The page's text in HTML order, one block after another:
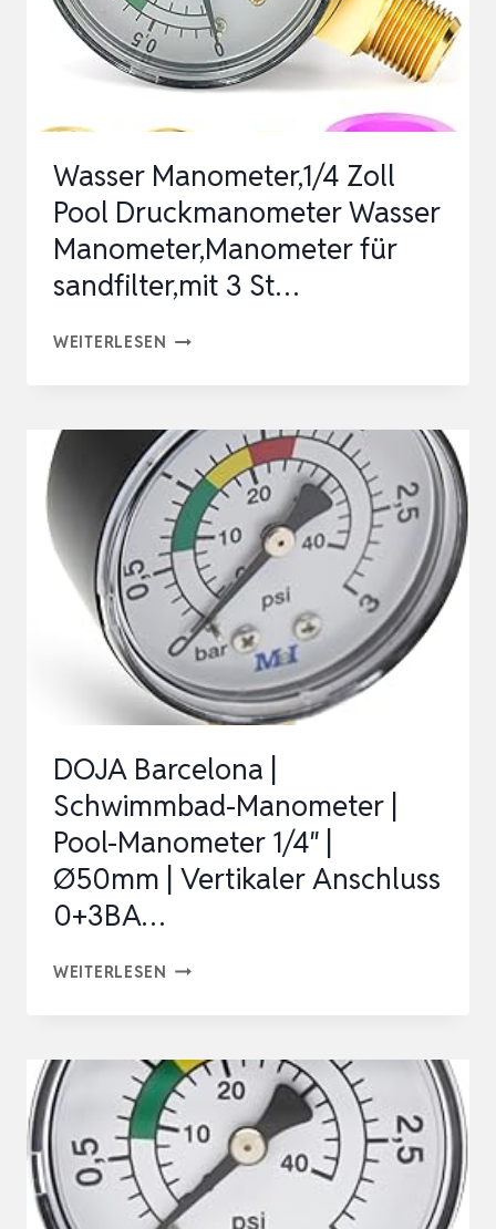
3BAR,
POOL-
MANOMETER
POOL
U…
Wasser Manometer,1/4 Zoll
Pool Druckmanometer Wasser
Manometer,Manometer für
sandfilter,mit 3 St…
WEITERLESEN WASSER
POOL
DRUCKMANOMETER
WASSER
MANOMETER,MANOMETER
FÜR
SANDFILTER,MIT
3
ST…
DOJA Barcelona |
Schwimmbad-Manometer |
Pool-Manometer 1/4″ |
Ø50mm | Vertikaler Anschluss
0+3BA…
WEITERLESEN DOJA
SCHWIMMBAD-
MANOMETER
|
POOL-
MANOMETER